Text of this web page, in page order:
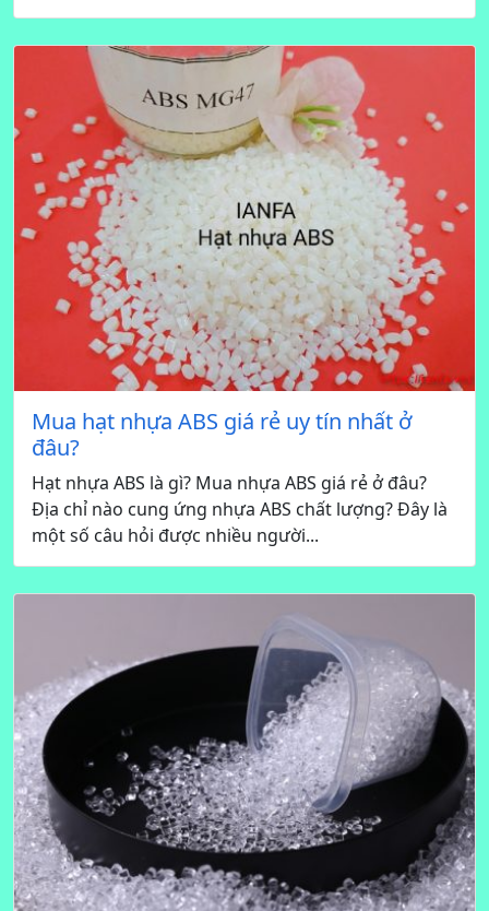
Mua hạt nhựa ABS giá rẻ uy tín nhất ở
đâu?
Hạt nhựa ABS là gì? Mua nhựa ABS giá rẻ ở đâu?
Địa chỉ nào cung ứng nhựa ABS chất lượng? Đây là
một số câu hỏi được nhiều người...